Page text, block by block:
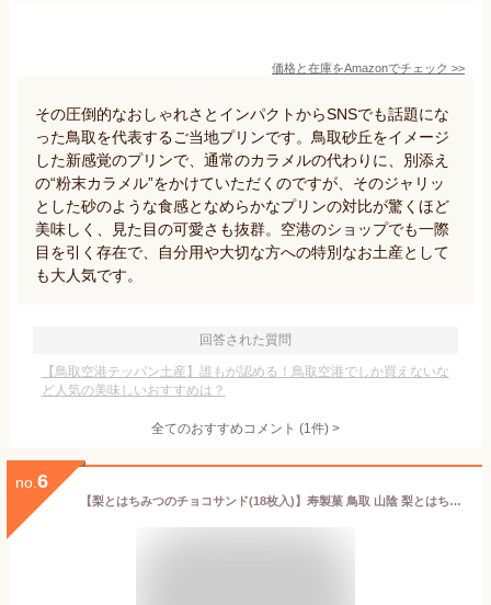
価格と在庫をAmazonでチェック >>
その圧倒的なおしゃれさとインパクトからSNSでも話題にな
った鳥取を代表するご当地プリンです。鳥取砂丘をイメージ
した新感覚のプリンで、通常のカラメルの代わりに、別添え
の“粉末カラメル”をかけていただくのですが、そのジャリッ
とした砂のような食感となめらかなプリンの対比が驚くほど
美味しく、見た目の可愛さも抜群。空港のショップでも一際
目を引く存在で、自分用や大切な方への特別なお土産として
も大人気です。
回答された質問
【鳥取空港テッパン土産】誰もが認める！鳥取空港でしか買えないな
ど人気の美味しいおすすめは？
全てのおすすめコメント (1件) >
no. 6
【梨とはちみつのチョコサンド(18枚入)】寿製菓 鳥取 山陰 梨とはちみつのチョコサンド 18枚 個包装 土産 ギフト 取り寄せ